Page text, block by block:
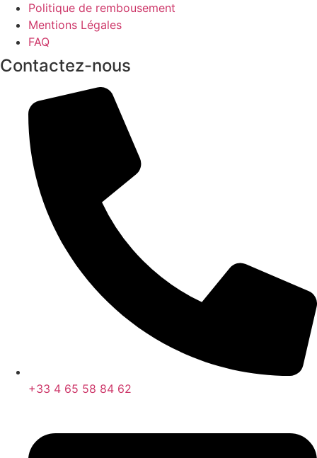
Politique de rembousement
Mentions Légales
FAQ
Contactez-nous
+33 4 65 58 84 62